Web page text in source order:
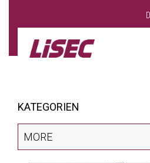
KATEGORIEN
MORE